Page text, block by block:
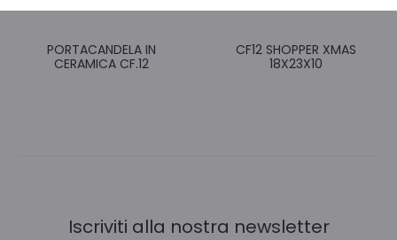
PORTACANDELA IN
CERAMICA CF.12
CF12 SHOPPER XMAS
18X23X10
Iscriviti alla nostra newsletter